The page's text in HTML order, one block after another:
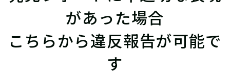
があった場合
こちらから違反報告が可能で
す